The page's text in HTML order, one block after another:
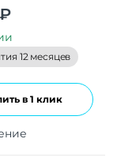
₽
12 месяцев
в 1 клик